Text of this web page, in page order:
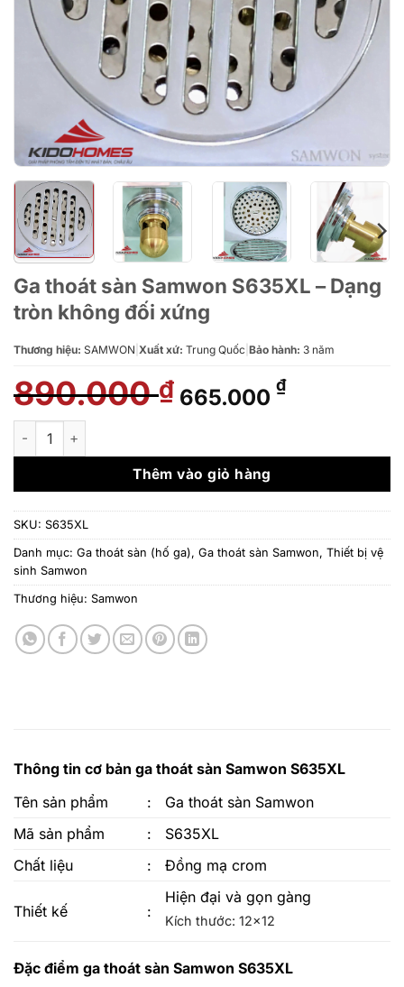
Ga thoát sàn Samwon S635XL – Dạng
tròn không đối xứng
Thương hiệu: SAMWON Xuất xứ: Trung Quốc Bảo hành: 3 năm
890.000₫ Giá
gốc
890.000 ₫.
665.000 ₫Giá
là:
Ga thoát sàn Samwon S635XL - Dạng tròn không đối xứng số
Thêm vào giỏ hàng
SKU: S635XL
Danh mục: Ga thoát sàn (hố ga), Ga thoát sàn Samwon, Thiết bị vệ
sinh Samwon
Thương hiệu: Samwon
Thông tin cơ bản ga thoát sàn Samwon S635XL
Tên sản phẩm
:
Ga thoát sàn Samwon
Mã sản phẩm
:
S635XL
Chất liệu
: Đồng mạ crom
Thiết kế :
Hiện đại và gọn gàng
Kích thước: 12×12
Đặc điểm ga thoát sàn Samwon S635XL